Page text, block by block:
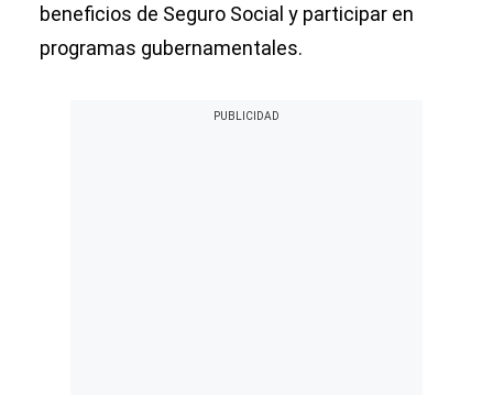
beneficios de Seguro Social y participar en
programas gubernamentales.